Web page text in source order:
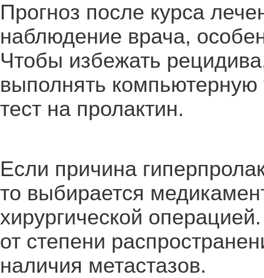
Прогноз после курса
наблюдение врача,
Чтобы избежать
выполнять
тест на пролактин.
Если причина
то выбирается
хирургической
от степени
наличия метастазов.